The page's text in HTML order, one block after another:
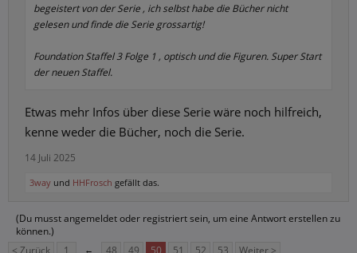
begeistert von der Serie , ich selbst habe die Bücher nicht
gelesen und finde die Serie grossartig!
Foundation Staffel 3 Folge 1 , optisch und die Figuren. Super Start
der neuen Staffel.
Etwas mehr Infos über diese Serie wäre noch hilfreich,
kenne weder die Bücher, noch die Serie.
14 Juli 2025
3way und HHFrosch gefällt das.
(Du musst angemeldet oder registriert sein, um eine Antwort erstellen zu
können.)
< Zurück
1 ← 48 49 50 51 52 53 Weiter >